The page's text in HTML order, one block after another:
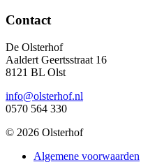
Contact
De Olsterhof
Aaldert Geertsstraat 16
8121 BL Olst
info@olsterhof.nl
0570 564 330
© 2026 Olsterhof
Algemene voorwaarden